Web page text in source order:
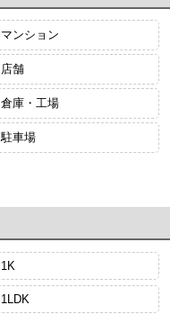
マンション
店舗
倉庫・工場
駐車場
1K
1LDK